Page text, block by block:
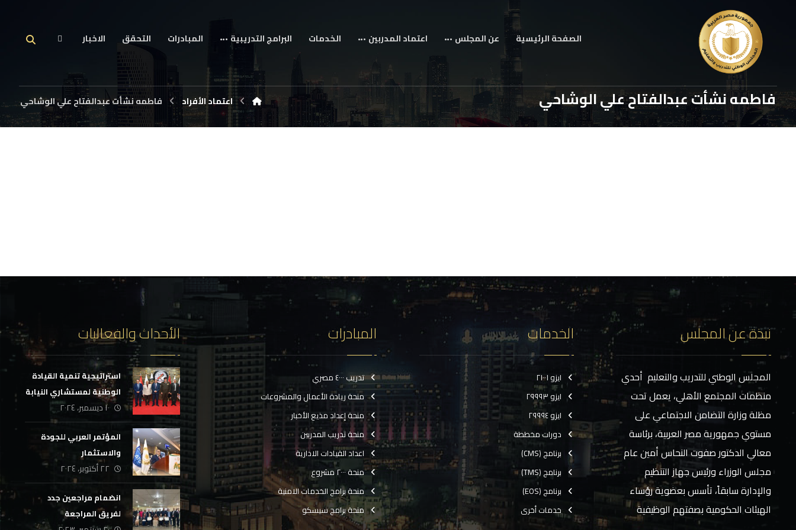
الصفحة الرئيسية عن المجلس اعتماد المدربين الخدمات البرامج التدريبية المبادرات التحقق الاخبار
فاطمه نشأت عبدالفتاح علي الوشاحي اعتماد الأفراد فاطمه نشأت عبدالفتاح علي الوشاحي
نبذة عن المجلس
المجلس الوطني للتدريب والتعليم أحدي
منظمات المجتمع الأهلي، يعمل تحت
مظلة وزارة التضامن الاجتماعي على
مستوي جمهورية مصر العربية، برئاسة
معالي الدكتور صفوت النحاس أمين عام
مجلس الوزراء ورئيس جهاز التنظيم
والإدارة سابقاً، تأسس بعضوية رؤساء
الهيئات الحكومية بصفتهم الوظيفية
الخدمات
ايزو ٢١٠٠١
ايزو ٢٩٩٩٣
ايزو ٢٩٩٩٤
دورات مخططة
برنامج (CMS)
برنامج (TMS)
برنامج (EOS)
خدمات أخرى
المبادرات
تدريب ٤٠٠٠ مصري
منحة ريادة الأعمال والمشروعات
منحة إعداد مذيع الأخبار
منحة تدريب المدربين
اعداد القيادات الادارية
منحة ٢٠٠٠ مشروع
منحة برامج الخدمات الامنية
منحة برامج سيسكو
الأحداث والفعاليات
استراتيجية تنمية القيادة
الوطنية لمستشاري النيابة
الإدارية
١٠ ديسمبر، ٢٠٢٤
المؤتمر العربي للجودة
والاستثمار
٢٢ أكتوبر، ٢٠٢٤
انضمام مراجعين جدد
لفريق المراجعة